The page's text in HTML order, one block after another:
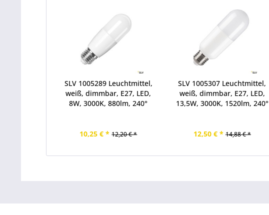
SLV 1005289 Leuchtmittel,
weiß, dimmbar, E27, LED,
8W, 3000K, 880lm, 240°
10,25 € * 12,20 € *
SLV 1005307 Leuchtmittel,
weiß, dimmbar, E27, LED,
13,5W, 3000K, 1520lm, 240°
12,50 € * 14,88 € *